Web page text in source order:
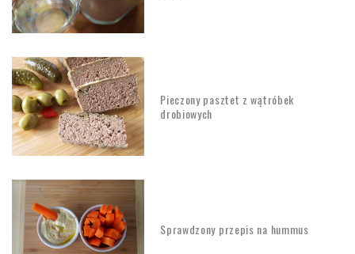
Pieczony pasztet z wątróbek
drobiowych
Sprawdzony przepis na hummus